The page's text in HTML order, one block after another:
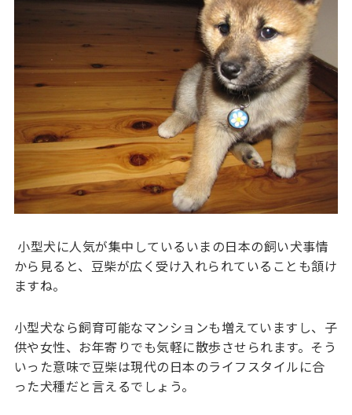
小型犬に人気が集中しているいまの日本の飼い犬事情
から見ると、豆柴が広く受け入れられていることも頷け
ますね。
小型犬なら飼育可能なマンションも増えていますし、子
供や女性、お年寄りでも気軽に散歩させられます。そう
いった意味で豆柴は現代の日本のライフスタイルに合
った犬種だと言えるでしょう。